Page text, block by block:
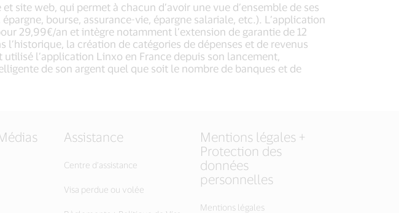
web, qui permet à chacun d’avoir une vue d’ensemble de ses
bourse, assurance-vie, épargne salariale, etc.). L’application
29,99€/an et intègre notamment l’extension de garantie de 12
la création de catégories de dépenses et de revenus
l’application Linxo en France depuis son lancement,
de son argent quel que soit le nombre de banques et de
Assistance
Centre d’assistance
Visa perdue ou volée
Mentions légales +
Protection des
données
personnelles
Mentions légales